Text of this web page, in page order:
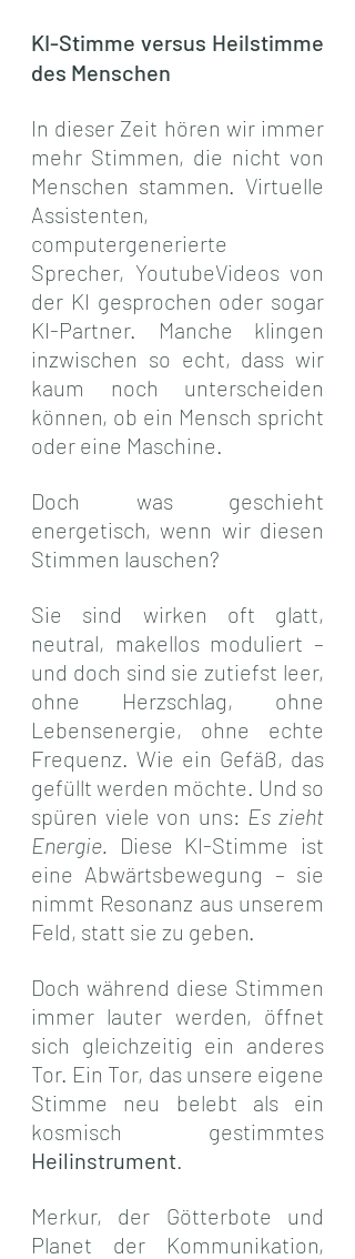
KI-Stimme versus Heilstimme
des Menschen
In dieser Zeit hören wir immer
mehr Stimmen, die nicht von
Menschen stammen. Virtuelle
Assistenten,
computergenerierte
Sprecher, YoutubeVideos von
der KI gesprochen oder sogar
KI-Partner. Manche klingen
inzwischen so echt, dass wir
kaum noch unterscheiden
können, ob ein Mensch spricht
oder eine Maschine.
Doch was geschieht
energetisch, wenn wir diesen
Stimmen lauschen?
Sie sind wirken oft glatt,
neutral, makellos moduliert –
und doch sind sie zutiefst leer,
ohne Herzschlag, ohne
Lebensenergie, ohne echte
Frequenz. Wie ein Gefäß, das
gefüllt werden möchte. Und so
spüren viele von uns: Es zieht
Energie. Diese KI-Stimme ist
eine Abwärtsbewegung – sie
nimmt Resonanz aus unserem
Feld, statt sie zu geben.
Doch während diese Stimmen
immer lauter werden, öffnet
sich gleichzeitig ein anderes
Tor. Ein Tor, das unsere eigene
Stimme neu belebt als ein
Heilinstrument.
Merkur, der Götterbote und
Planet der Kommunikation,